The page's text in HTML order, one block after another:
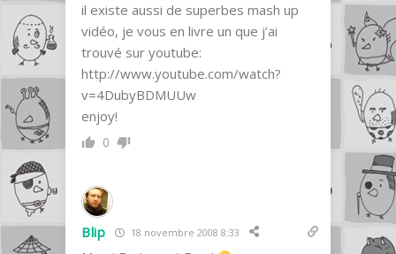
il existe aussi de superbes mash up
vidéo, je vous en livre un que j’ai
trouvé sur youtube:
http://www.youtube.com/watch?
v=4DubyBDMUUw
enjoy!
0
Blip 18 novembre 2008 8:33